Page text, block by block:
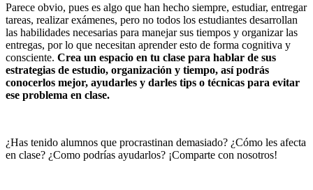
Parece obvio, pues es algo que han hecho siempre, estudiar, entregar
tareas, realizar exámenes, pero no todos los estudiantes desarrollan
las habilidades necesarias para manejar sus tiempos y organizar las
entregas, por lo que necesitan aprender esto de forma cognitiva y
consciente. Crea un espacio en tu clase para hablar de sus
estrategias de estudio, organización y tiempo, así podrás
conocerlos mejor, ayudarles y darles tips o técnicas para evitar
ese problema en clase.
¿Has tenido alumnos que procrastinan demasiado? ¿Cómo les afecta
en clase? ¿Como podrías ayudarlos? ¡Comparte con nosotros!